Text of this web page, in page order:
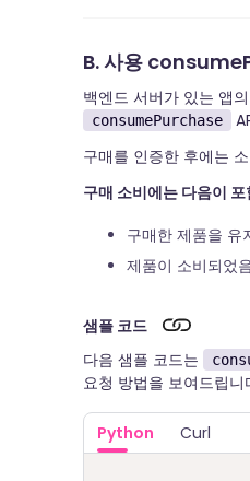
B. 사용
백엔드 서버가 있는 앱
consumePurchase
구매를 인증한 후에는
구매 소비에는 다음이
구매한 제품을 유
제품이 소비되었
샘플 코드
다음 샘플 코드는
요청 방법을 보여드립니
Python Curl